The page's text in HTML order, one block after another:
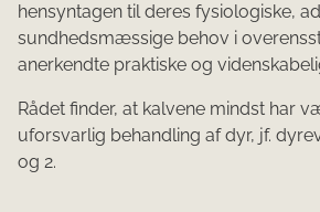
hensyntagen til deres fysiologiske,
sundhedsmæssige behov i
anerkendte praktiske og
Rådet finder, at kalvene mindst har
uforsvarlig behandling af dyr, jf.
og 2.